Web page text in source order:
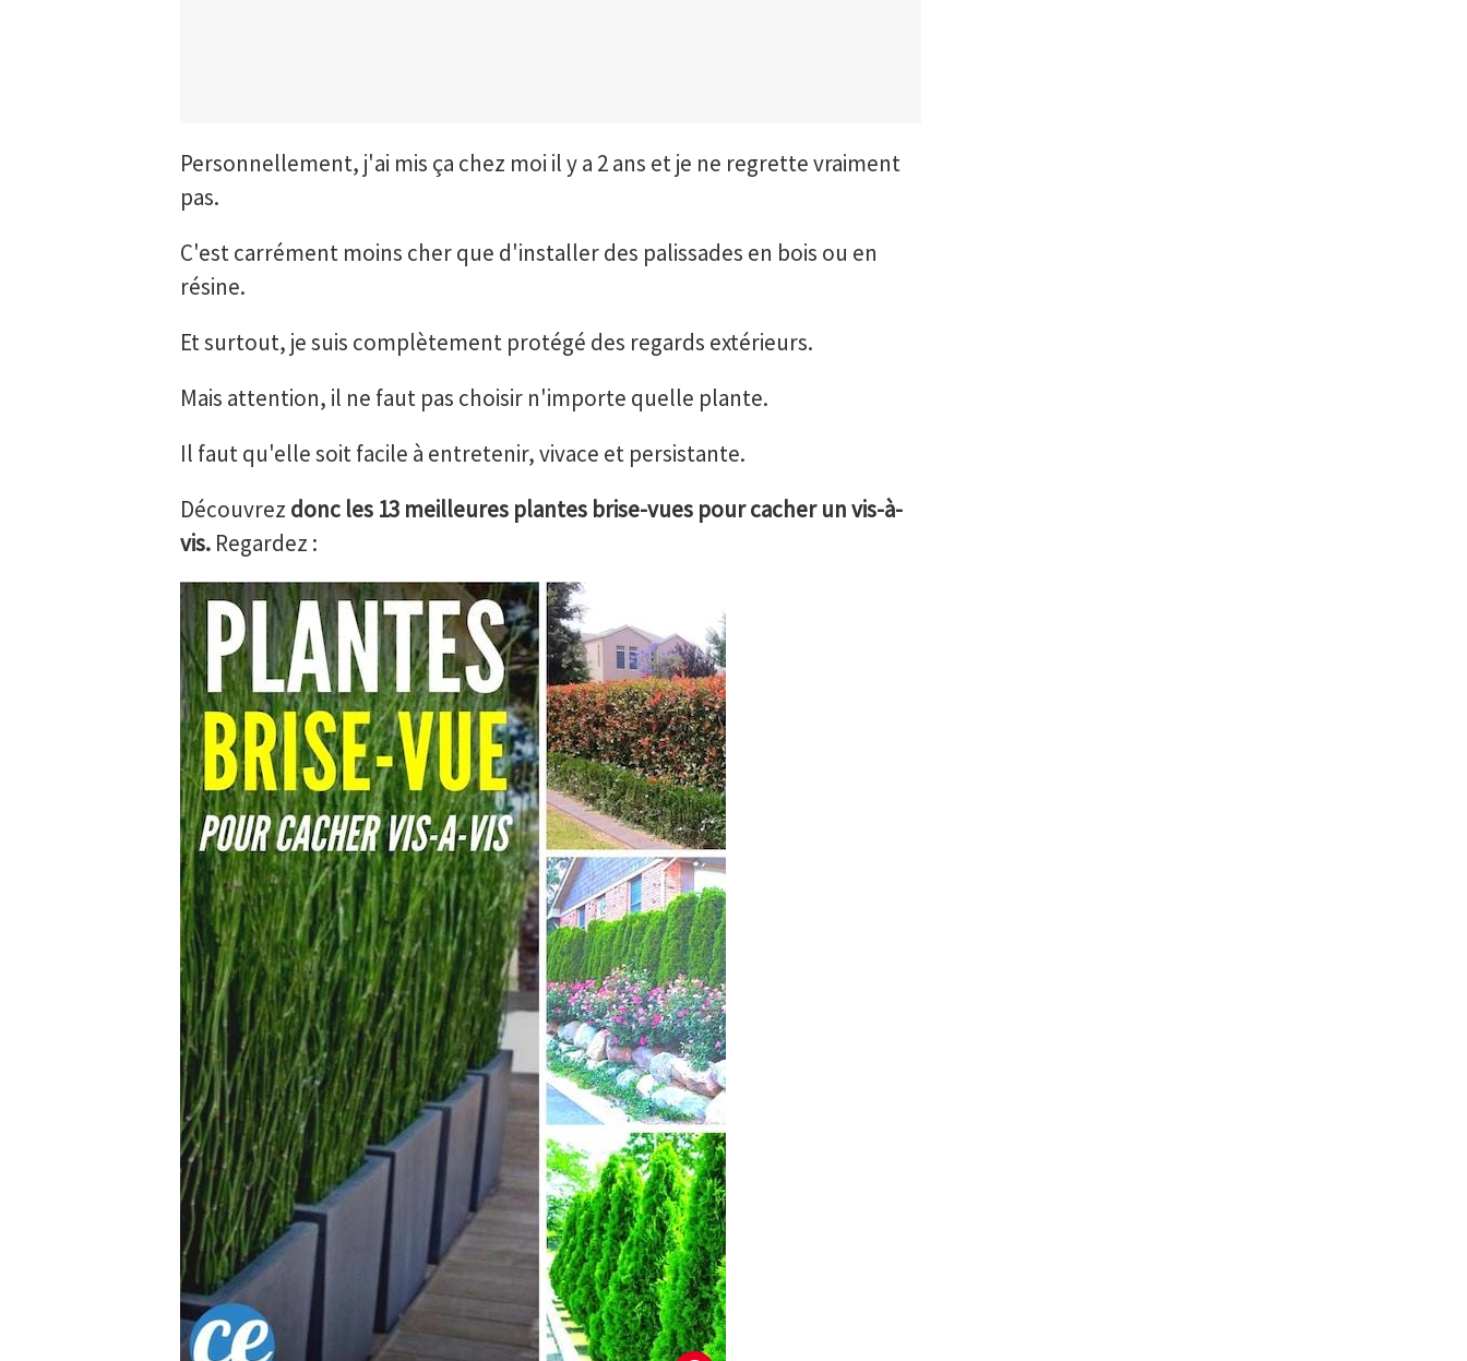
Personnellement, j'ai mis ça chez moi il y a 2 ans et je ne regrette vraiment
pas.
C'est carrément moins cher que d'installer des palissades en bois ou en
résine.
Et surtout, je suis complètement protégé des regards extérieurs.
Mais attention, il ne faut pas choisir n'importe quelle plante.
Il faut qu'elle soit facile à entretenir, vivace et persistante.
Découvrez donc les 13 meilleures plantes brise-vues pour cacher un vis-à-
vis. Regardez :